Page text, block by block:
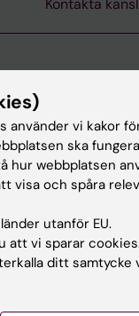
Kontakta
använder vi kakor
ska
hur webbplatsen
visa och spåra
utanför EU.
att vi sparar
ditt